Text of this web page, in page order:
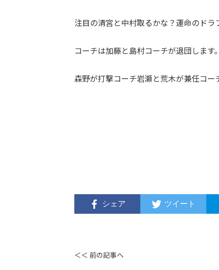
注目の清宮と中村取るかな？運命のド
コーチは加藤と島村コーチが退団します
森野が打撃コーチ岩瀬と荒木が兼任コー
シェア ツイート
＜＜ 前の記事へ